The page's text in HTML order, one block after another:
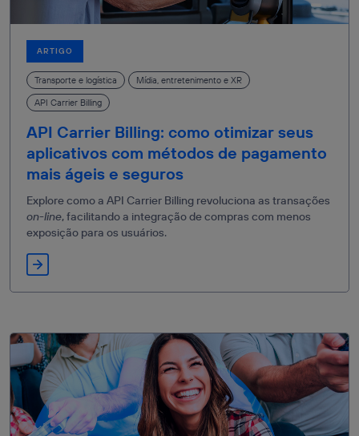
ARTIGO
Transporte e logística
Mídia, entretenimento e XR
API Carrier Billing
API Carrier Billing: como otimizar seus
aplicativos com métodos de pagamento
mais ágeis e seguros
Explore como a API Carrier Billing revoluciona as transações
on-line, facilitando a integração de compras com menos
exposição para os usuários.